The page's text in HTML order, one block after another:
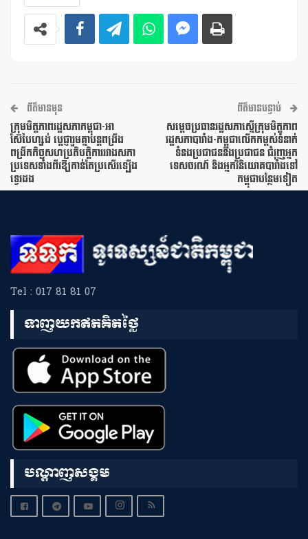
ព័ត៌មានមុន
ក្រុមមិត្តភាពរដ្ឋសភាកម្ពុជា-អា
ស៊ែបៃហ្សង់ ប្តេជ្ញារួមគ្នាបន្តពង្រឹង
ពង្រីកកិច្ចសហប្រតិបត្តិការរវាងសភា
ប្រទេសទាំងពីរឱ្យកាន់តែប្រសើរឡើង
ទ្វេរដង
ព័ត៌មានបន្ទាប់
សម្តេចប្រធានរដ្ឋសភាស្នើក្រុមមិត្តភាព
រដ្ឋសភាបារាំង-កម្ពុជាលើកកម្ពស់ទំនាក់
ទំនងប្រជាជននិងប្រជាជន ជំរុញអ្នក
ទេសចរណ៍ និងអ្នកវិនិយោគបារាំងទៅ
កម្ពុជាបន្ថែមទៀត
Tel : 017 81 81 07
ទាញយកឥតគិតថ្លៃ
បណ្តាញសង្គម